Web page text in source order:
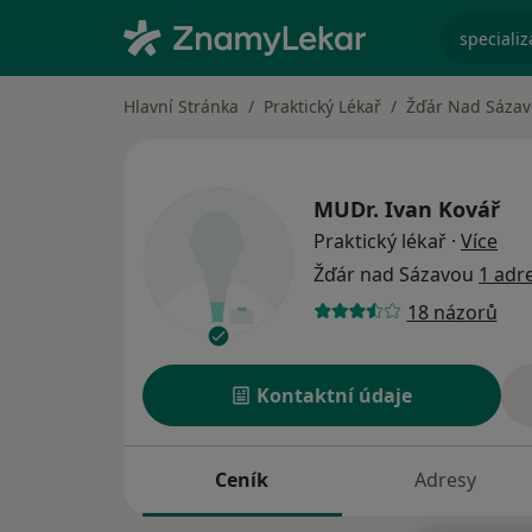
Hlavní Stránka Praktický Lékař Žďár Nad
MUDr. Ivan Kovář
Praktický lékař · Více
Žďár nad Sázavou 1
18 názorů
Kontaktní údaje
Ceník Adresy